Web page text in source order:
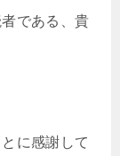
である、貴
に感謝して